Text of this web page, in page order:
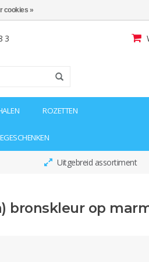
3
ROZETTEN
Uitgebreid assortiment
bronskleur op
cookies »